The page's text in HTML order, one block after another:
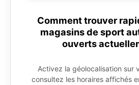
Comment trouver
magasins de sport
ouverts
Activez la géolocalisation sur
consultez les horaires affichés